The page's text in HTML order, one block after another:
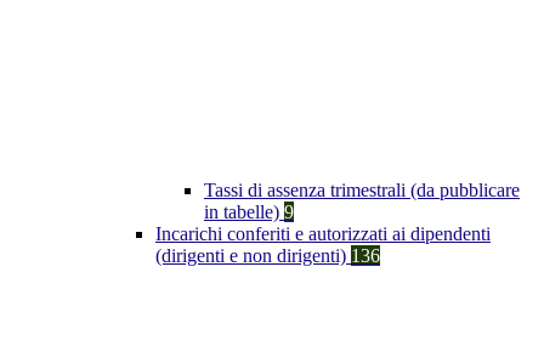
Tassi di assenza trimestrali (da pubblicare
in tabelle) 9
Incarichi conferiti e autorizzati ai dipendenti
(dirigenti e non dirigenti) 136